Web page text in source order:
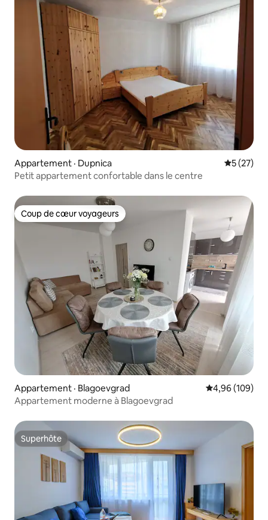
Appartement · Dupnica Note
5 (27)
Petit appartement confortable dans le centre
Coup de cœur voyageurs
Coup de cœur voyageurs
Appartement · Blagoevgrad Note
4,96 (109)
Appartement moderne à Blagoevgrad
Superhôte
Superhôte